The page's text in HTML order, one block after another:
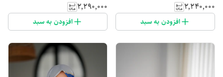
۲٬۲۴۰٬۰۰۰
افزودن به سبد
۲٬۲۹۰٬۰۰۰
افزودن به سبد